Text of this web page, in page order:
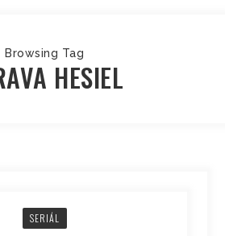
Browsing Tag
HESIEL
SERIÁL